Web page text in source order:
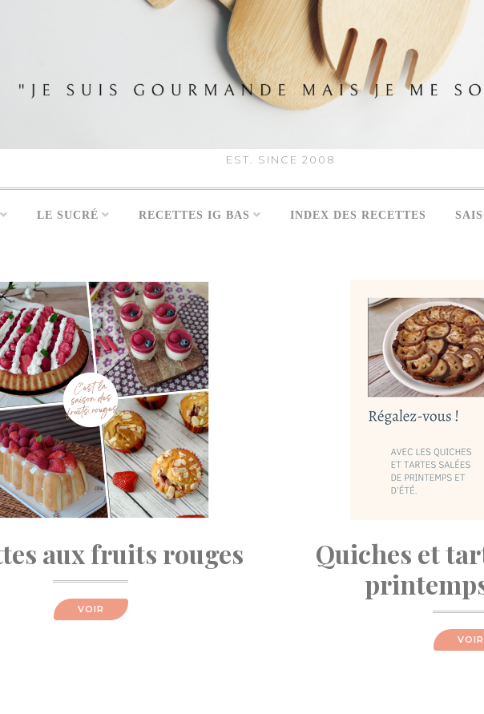
EST. SINCE 2008
LE SUCRÉ RECETTES IG BAS INDEX DES RECETTES
aux fruits rouges
VOIR
Quiches et
VOIR